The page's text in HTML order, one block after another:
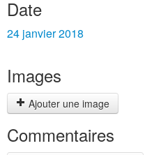
Date
24 janvier 2018
Images
Ajouter une image
Commentaires